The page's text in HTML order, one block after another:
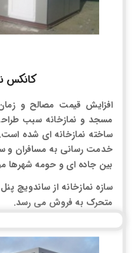
کانکس
افزایش قیمت مصالح و
مسجد و نمازخانه سبب
ساخته نمازخانه ای شده
خدمت رسانی به مسافران و
بین جاده ای و حومه شهرها
سازه نمازخانه از ساندویچ
متحرک به فروش می رسد.